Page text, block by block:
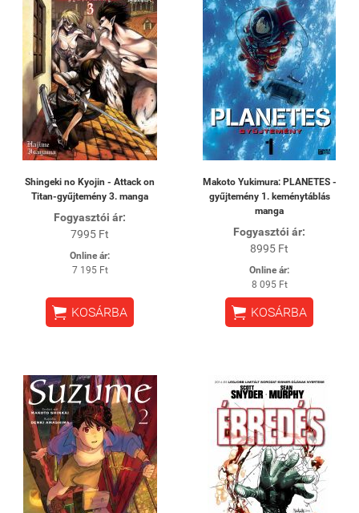
Shingeki no Kyojin - Attack on
Titan-gyűjtemény 3. manga
Fogyasztói ár:
7995 Ft
Online ár:
7 195 Ft
 KOSÁRBA
Makoto Yukimura: PLANETES -
gyűjtemény 1. keménytáblás
manga
Fogyasztói ár:
8995 Ft
Online ár:
8 095 Ft
 KOSÁRBA